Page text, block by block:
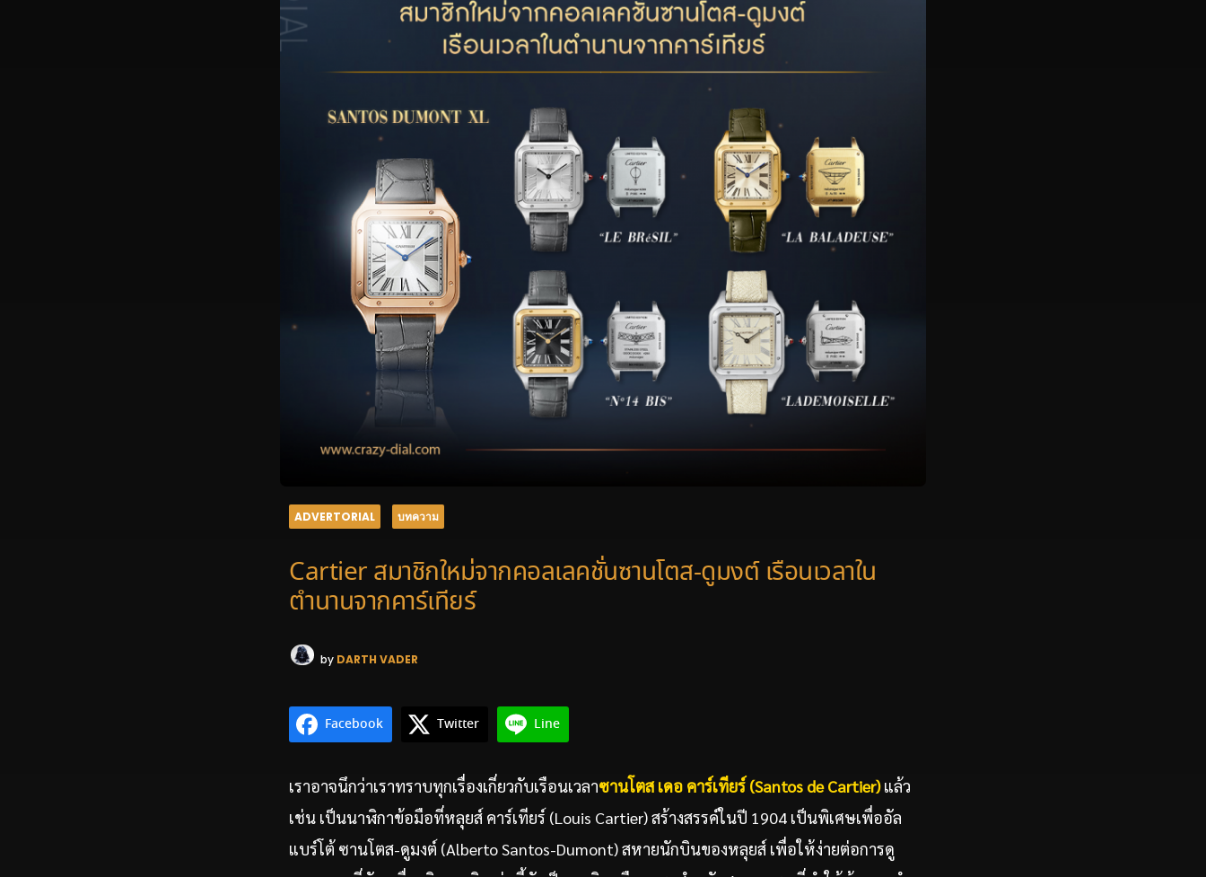
ADVERTORIAL บทความ
Cartier สมาชิกใหม่จากคอลเลคชั่นซานโตส-ดูมงต์ เรือนเวลาใน
ตำนานจากคาร์เทียร์
by DARTH VADER
Facebook Twitter Line
เราอาจนึกว่าเราทราบทุกเรื่องเกี่ยวกับเรือนเวลาซานโตส เดอ คาร์เทียร์ (Santos de Cartier)แล้ว
เช่น เป็นนาฬิกาข้อมือที่หลุยส์ คาร์เทียร์ (Louis Cartier) สร้างสรรค์ในปี 1904 เป็นพิเศษเพื่ออัล
แบร์โต้ ซานโตส-ดูมงต์ (Alberto Santos-Dumont) สหายนักบินของหลุยส์ เพื่อให้ง่ายต่อการดู